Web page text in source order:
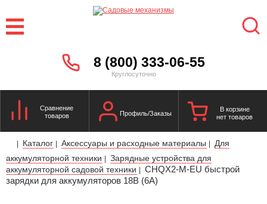
8 (800) 333-06-55
Круглосуточно
Сравнение
товаров
Профиль/Заказы
В корзине
нет товаров
| Каталог | Аксессуары и расходные материалы |
Для
аккумуляторной техники | Зарядные устройства для
аккумуляторной садовой техники | CHQX2-M-EU быстрой
зарядки для аккумуляторов 18В (6А)